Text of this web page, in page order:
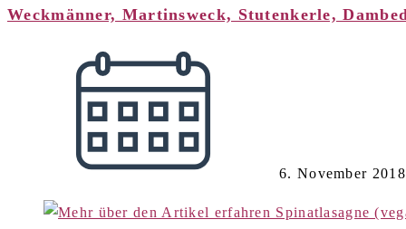
Weckmänner, Martinsweck, Stutenkerle,
6. November 2018